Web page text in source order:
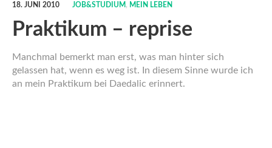
18. JUNI 2010 JOB&STUDIUM , MEIN LEBEN
Praktikum – reprise
Manchmal bemerkt man erst, was man hinter sich
gelassen hat, wenn es weg ist. In diesem Sinne wurde ich
an mein Praktikum bei Daedalic erinnert.